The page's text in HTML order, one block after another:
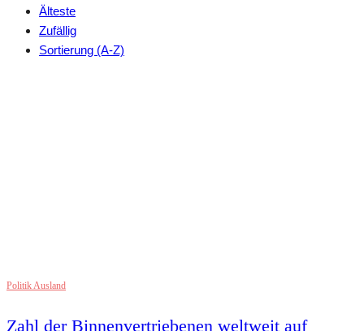
Älteste
Zufällig
Sortierung (A-Z)
Politik Ausland
Zahl der Binnenvertriebenen weltweit auf